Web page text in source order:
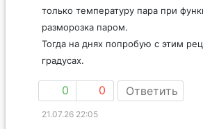
только температуру пара при
разморозка паром.
Тогда на днях попробую с этим
градусах.
0 0 Ответить
21.07.26 22:05